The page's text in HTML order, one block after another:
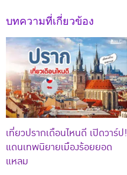
บทความที่เกี่ยวข้อง
เที่ยวปรากเดือนไหนดี เปิดวาร์ป!
แดนเทพนิยายเมืองร้อยยอด
แหลม